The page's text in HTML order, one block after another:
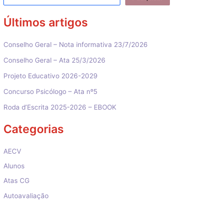
Últimos artigos
Conselho Geral – Nota informativa 23/7/2026
Conselho Geral – Ata 25/3/2026
Projeto Educativo 2026-2029
Concurso Psicólogo – Ata nº5
Roda d’Escrita 2025-2026 – EBOOK
Categorias
AECV
Alunos
Atas CG
Autoavaliação